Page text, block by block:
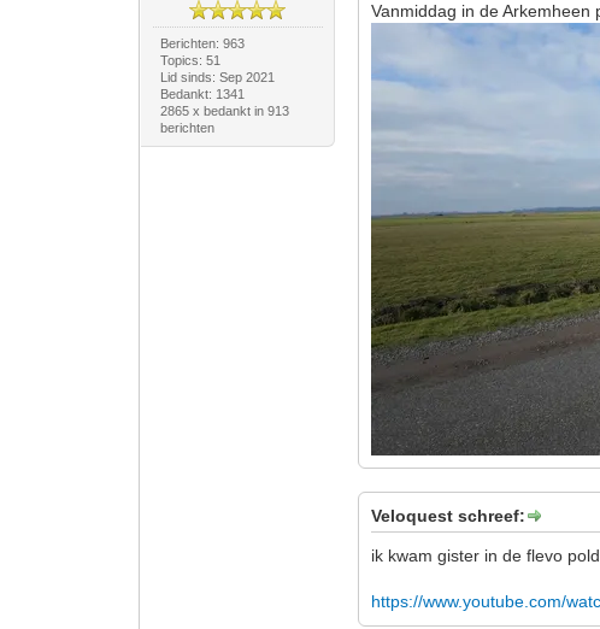
Berichten: 963
Topics: 51
Lid sinds: Sep 2021
Bedankt: 1341
2865 x bedankt in 913
berichten
Vanmiddag in de Arkemheen
Veloquest schreef:
ik kwam gister in de flevo
https://www.youtube.com/